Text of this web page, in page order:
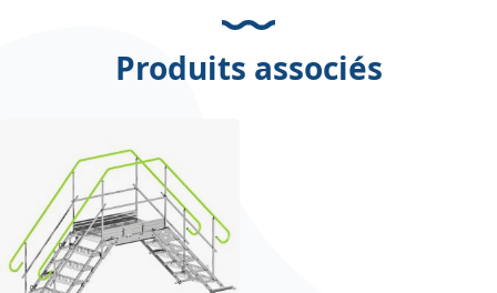
Produits associés